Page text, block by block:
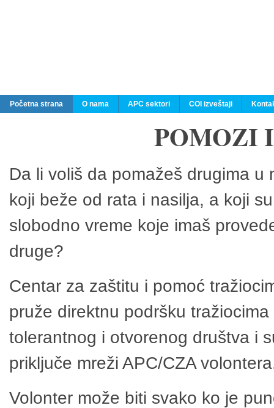
Početna strana O nama APC sektori COI izveštaji
POMOZI
Da li voliš da pomažeš drugima
koji beže od rata i nasilja, a koji
slobodno vreme koje imaš
druge?
Centar za zaštitu i pomoć
pruže direktnu podršku
tolerantnog i otvorenog društva i
priključe mreži APC/CZA
Volonter može biti svako ko je